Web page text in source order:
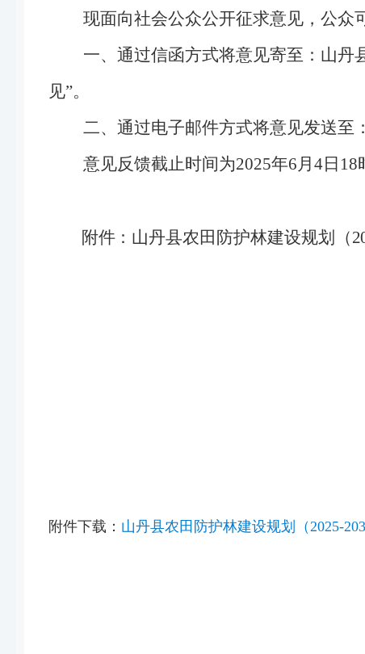
现面向社会公众公开征求意见，公众
一、通过信函方式将意见寄至：山丹
见”。
二、通过电子邮件方式将意见发送至：
意见反馈截止时间为2025年6月 4日 18
附件： 山丹县农田防护林建设规划 （
山
附件下载： 山丹县农田防护林建设规划（2025-